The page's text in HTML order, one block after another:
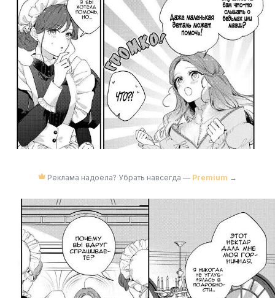
Реклама надоела? Убрать навсегда — Premium →